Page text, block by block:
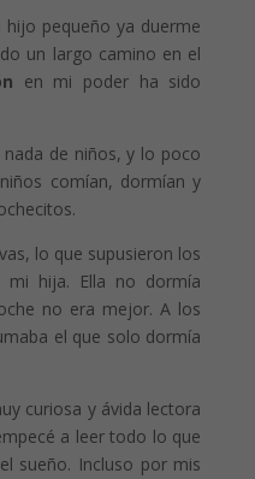
pequeño ya duerme
un largo camino en el
en mi poder ha sido
de niños, y lo poco
comían, dormían y
lo que supusieron los
mi hija. Ella no dormía
no era mejor. A los
el que solo dormía
curiosa y ávida lectora
a leer todo lo que
sueño. Incluso por mis